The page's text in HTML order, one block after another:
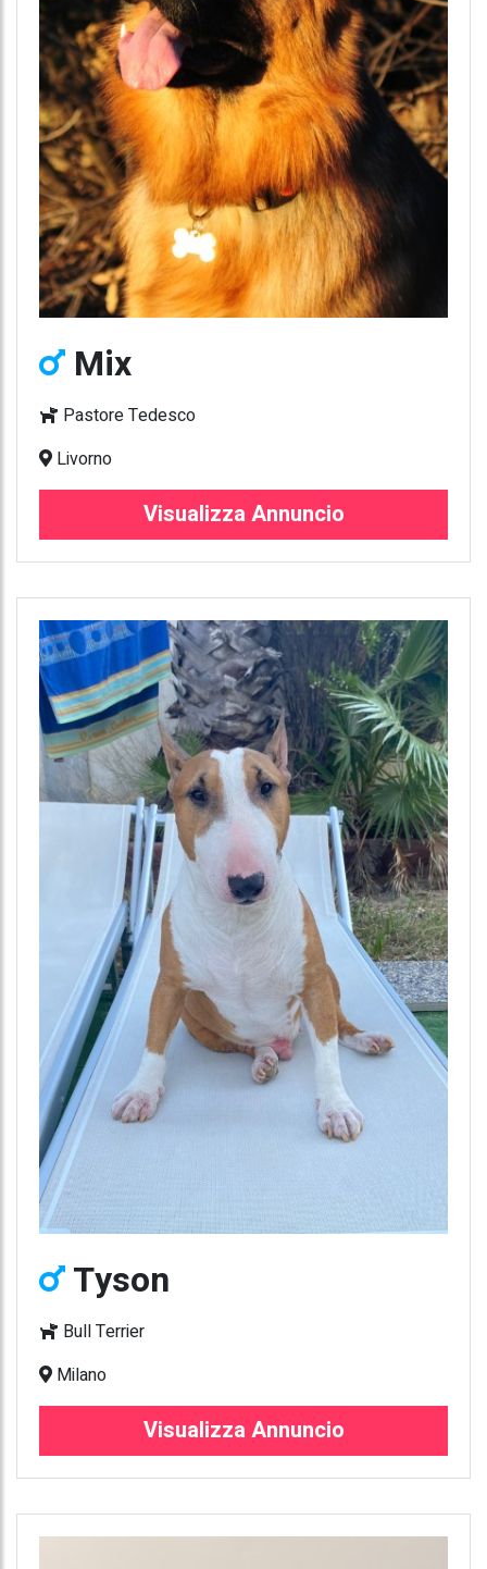
Mix
Pastore Tedesco
Livorno
Visualizza Annuncio
Tyson
Bull Terrier
Milano
Visualizza Annuncio